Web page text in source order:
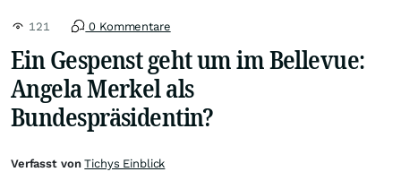
121 0 Kommentare
Ein Gespenst geht um im Bellevue:
Angela Merkel als
Bundespräsidentin?
Verfasst vonTichys Einblick